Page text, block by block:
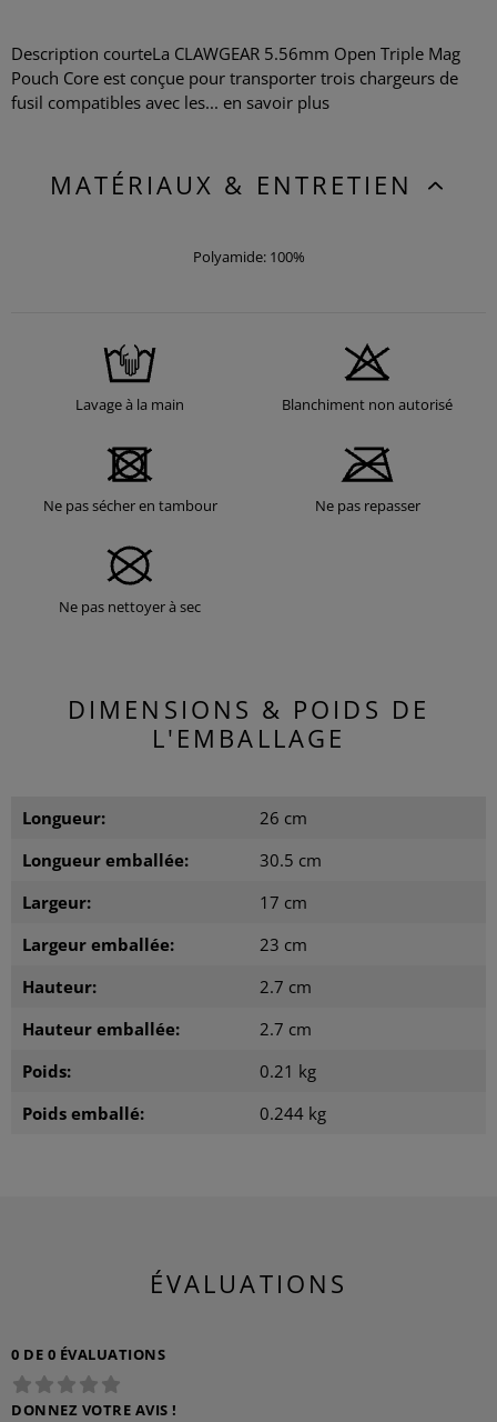
Description courteLa CLAWGEAR 5.56mm Open Triple Mag
Pouch Core est conçue pour transporter trois chargeurs de
fusil compatibles avec les... en savoir plus
MATÉRIAUX & ENTRETIEN
Polyamide: 100%
Lavage à la main Blanchiment non autorisé
Ne pas sécher en tambour Ne pas repasser
Ne pas nettoyer à sec
DIMENSIONS & POIDS DE
L'EMBALLAGE
Longueur:
26 cm
Longueur emballée:
30.5 cm
Largeur:
17 cm
Largeur emballée:
23 cm
Hauteur:
2.7 cm
Hauteur emballée:
2.7 cm
Poids:
0.21 kg
Poids emballé:
0.244 kg
ÉVALUATIONS
0 DE 0 ÉVALUATIONS
DONNEZ VOTRE AVIS !